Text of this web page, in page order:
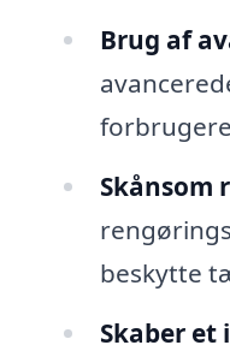
Brug af
Skånsom
beskytte
Skaber et